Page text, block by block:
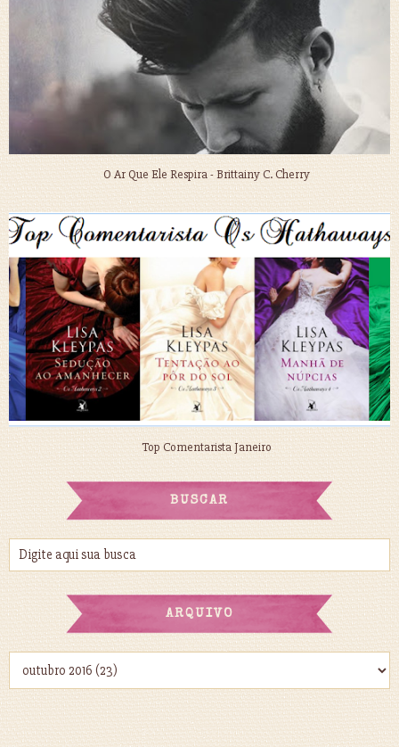
O Ar Que Ele Respira - Brittainy C. Cherry
Top Comentarista Janeiro
BUSCAR
ARQUIVO